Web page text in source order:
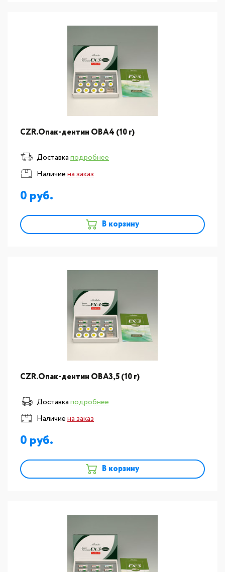
CZR.Опак-дентин OВА4 (10 г)
Доставкаподробнее
Наличиена заказ
0
В корзину
CZR.Опак-дентин OВА3,5 (10 г)
Доставкаподробнее
Наличиена заказ
0
В корзину